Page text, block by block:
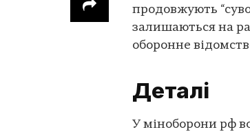
продовжують
залишаються на
оборонне
Деталі
У міноборони рф